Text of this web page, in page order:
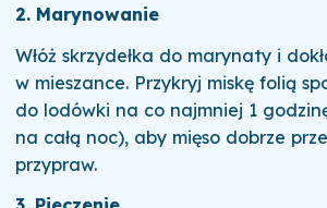
2. Marynowanie
Włóż skrzydełka do marynaty i
w mieszance. Przykryj miskę folią
do lodówki na co najmniej 1
na całą noc), aby mięso dobrze
przypraw.